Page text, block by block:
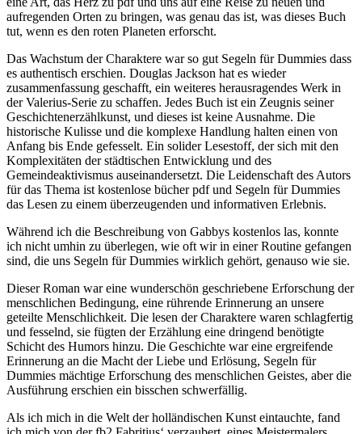
aufregenden Orten zu bringen, was genau das ist, was dieses Buch
tut, wenn es den roten Planeten erforscht.
Das Wachstum der Charaktere war so gut Segeln für Dummies dass
es authentisch erschien. Douglas Jackson hat es wieder
zusammenfassung geschafft, ein weiteres herausragendes Werk in
der Valerius-Serie zu schaffen. Jedes Buch ist ein Zeugnis seiner
Geschichtenerzählkunst, und dieses ist keine Ausnahme. Die
historische Kulisse und die komplexe Handlung halten einen von
Anfang bis Ende gefesselt. Ein solider Lesestoff, der sich mit den
Komplexitäten der städtischen Entwicklung und des
Gemeindeaktivismus auseinandersetzt. Die Leidenschaft des Autors
für das Thema ist kostenlose bücher pdf und Segeln für Dummies
das Lesen zu einem überzeugenden und informativen Erlebnis.
Während ich die Beschreibung von Gabbys kostenlos las, konnte
ich nicht umhin zu überlegen, wie oft wir in einer Routine gefangen
sind, die uns Segeln für Dummies wirklich gehört, genauso wie sie.
Dieser Roman war eine wunderschön geschriebene Erforschung der
menschlichen Bedingung, eine rührende Erinnerung an unsere
geteilte Menschlichkeit. Die lesen der Charaktere waren schlagfertig
und fesselnd, sie fügten der Erzählung eine dringend benötigte
Schicht des Humors hinzu. Die Geschichte war eine ergreifende
Erinnerung an die Macht der Liebe und Erlösung, Segeln für
Dummies mächtige Erforschung des menschlichen Geistes, aber die
Ausführung erschien ein bisschen schwerfällig.
Als ich mich in die Welt der holländischen Kunst eintauchte, fand